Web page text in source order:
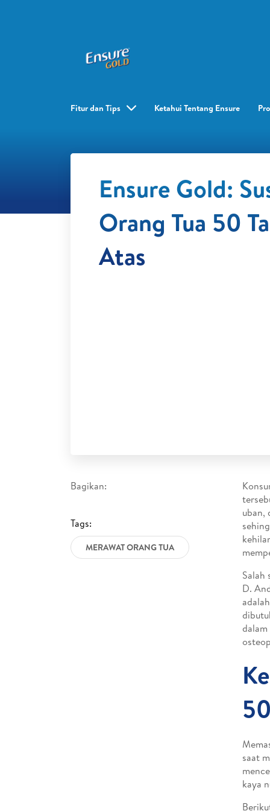
Fitur dan Tips Ketahui Tentang Ensure
Ensure Gold:
Orang Tua 50
Atas
Bagikan:
Tags:
MERAWAT ORANG TUA
uban,
Salah
D.
saat
kaya